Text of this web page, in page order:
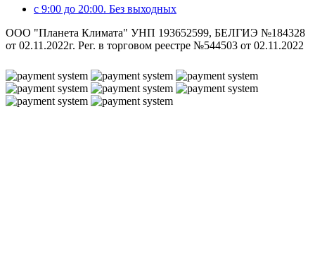
с 9:00 до 20:00. Без выходных
ООО "Планета Климата" УНП 193652599, БЕЛГИЭ №184328
от 02.11.2022г. Рег. в торговом реестре №544503 от 02.11.2022